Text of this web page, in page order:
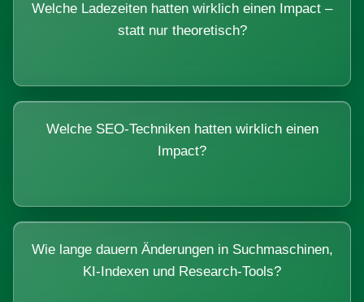
Welche Ladezeiten hatten wirklich einen Impact –
statt nur theoretisch?
Welche SEO-Techniken hatten wirklich einen
Impact?
Wie lange dauern Änderungen in Suchmaschinen,
KI-Indexen und Research-Tools?